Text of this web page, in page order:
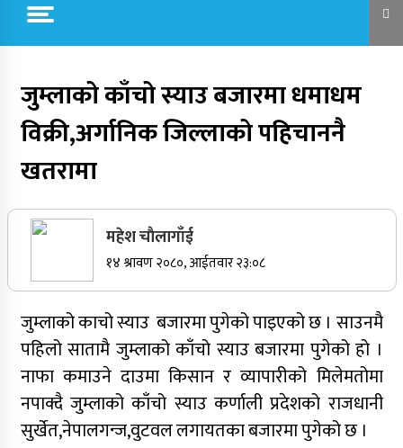
जुम्लाबाट सुर्खेत र नेपालगञ्जतर्फ लैजाँदै गरिएको १८०
सर्वोच्चले खारेज गर्‍यो दानबहादुर बुढाको रिट,
पदमुक्तिको निर्णय कायम
नेपाली कांग्रेसका वरिष्ठ नेता गोपालमान श्रेष्ठको निधन
सुर्खेतमा जिप दुर्घटना,१५ जना घाइते
जुम्लामा चरेससहित २१ वर्षीय युवक पक्राउ
जुम्लामा बेहोस अवस्थामा फेला परेका युवाको मृत्यु
जुम्लाको काँचो स्याउ बजारमा धमाधम
विक्री,अर्गानिक जिल्लाको पहिचाननै
खतरामा
महेश चाैलागाँई
१४ श्रावण २०८०, आईतवार २३:०८
जुम्लाको काचो स्याउ बजारमा पुगेको पाइएको छ । साउनमै
पहिलो सातामै जुम्लाको काँचो स्याउ बजारमा पुगेको हो ।
नाफा कमाउने दाउमा किसान र व्यापारीको मिलेमतोमा
नपाक्दै जुम्लाको काँचो स्याउ कर्णाली प्रदेशको राजधानी
सुर्खेत,नेपालगन्ज,वुटवल लगायतका बजारमा पुगेको छ ।